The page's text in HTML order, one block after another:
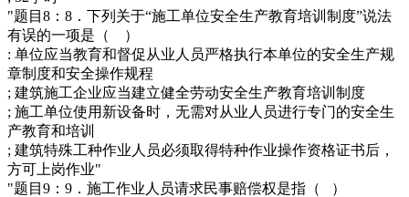
"题目8：8．下列关于“施工单位安全生产教育培训制度”说法
有误的一项是（ ）
: 单位应当教育和督促从业人员严格执行本单位的安全生产规
章制度和安全操作规程
; 建筑施工企业应当建立健全劳动安全生产教育培训制度
; 施工单位使用新设备时，无需对从业人员进行专门的安全生
产教育和培训
; 建筑特殊工种作业人员必须取得特种作业操作资格证书后，
方可上岗作业"
"题目9：9．施工作业人员请求民事赔偿权是指（ ）